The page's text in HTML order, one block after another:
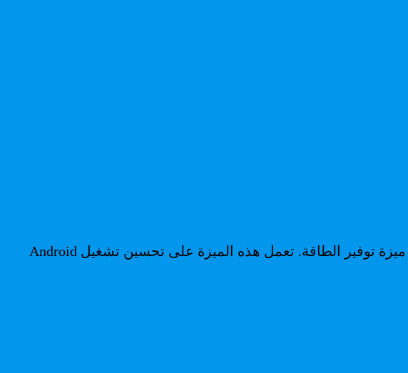
غالبًا ما تكون أبسط الحلول هي الأفضل: تحتوي جميع الهواتف الذكية الموجودة في السوق على ميزة توفير الطاقة. تعمل هذه الميزة على تحسين تشغيل Android